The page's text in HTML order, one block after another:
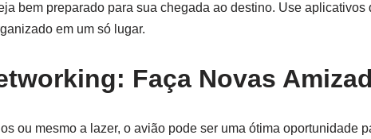
bem preparado para sua chegada ao destino. Use
em um só lugar.
Faça Novas
ou mesmo a lazer, o avião pode ser uma ótima oportunidade